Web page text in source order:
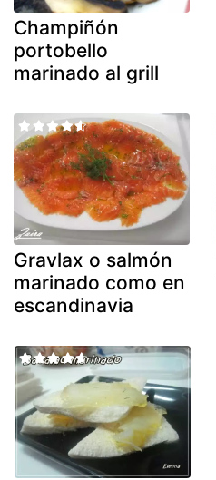
Champiñón
portobello
marinado al grill
Gravlax o salmón
marinado como en
escandinavia